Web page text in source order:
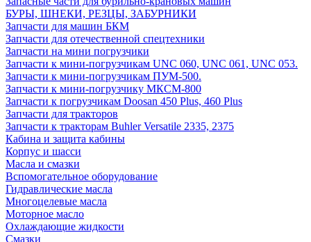
БУРЫ, ШНЕКИ, РЕЗЦЫ, ЗАБУРНИКИ
Запчасти для машин БКМ
Запчасти для отечественной спецтехники
Запчасти на мини погрузчики
Запчасти к мини-погрузчикам UNC 060, UNC 061, UNC 053.
Запчасти к мини-погрузчикам ПУМ-500.
Запчасти к мини-погрузчику МКСМ-800
Запчасти к погрузчикам Doosan 450 Plus, 460 Plus
Запчасти для тракторов
Запчасти к тракторам Buhler Versatile 2335, 2375
Кабина и защита кабины
Корпус и шасси
Масла и смазки
Вспомогательное оборудование
Гидравлические масла
Многоцелевые масла
Моторное масло
Охлаждающие жидкости
Смазки